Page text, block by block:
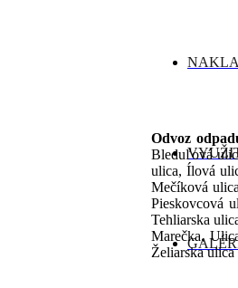
Odvoz
Bleduľová
ulica, Ílová
Mečíková
Pieskovcová
Tehliarska
Marečka,
Želiarska ulica